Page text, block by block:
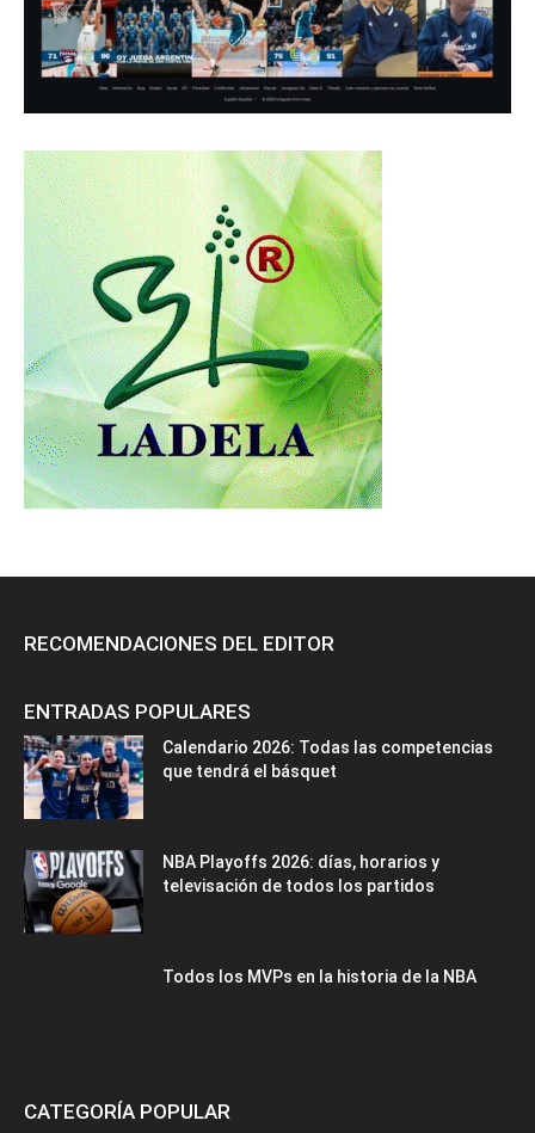
RECOMENDACIONES DEL EDITOR
ENTRADAS POPULARES
Calendario 2026: Todas las competencias
que tendrá el básquet
NBA Playoffs 2026: días, horarios y
televisación de todos los partidos
Todos los MVPs en la historia de la NBA
CATEGORÍA POPULAR